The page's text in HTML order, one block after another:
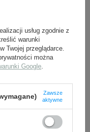
na rękaw Waffen
Totenkopf - RZM,
drugi model
49,00 zł
usług zgodnie z
warunki
Twojej przeglądarce.
można
Google.
Zawsze
aktywne